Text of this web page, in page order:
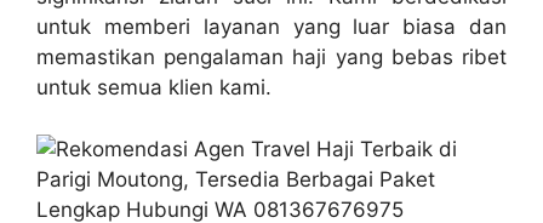
untuk memberi layanan yang luar biasa dan
memastikan pengalaman haji yang bebas ribet
untuk semua klien kami.